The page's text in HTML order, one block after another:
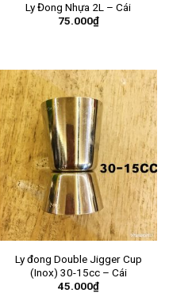
Ly Đong Nhựa 2L – Cái
75.000₫
Ly đong Double Jigger Cup
(Inox) 30-15cc – Cái
45.000₫